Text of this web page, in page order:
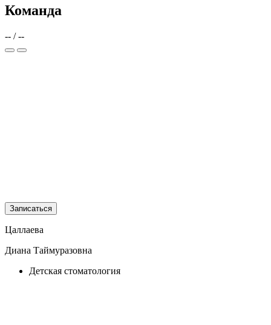
Команда
-- / --
Записаться
Цаллаева
Диана Таймуразовна
Детская стоматология